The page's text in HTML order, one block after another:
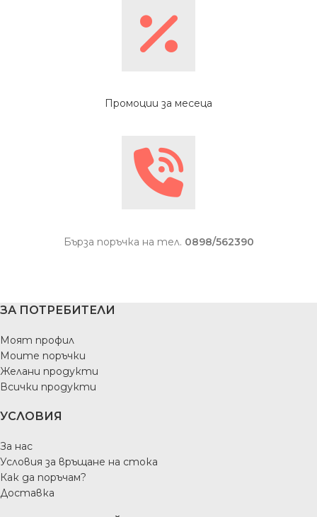
Промоции за месеца
Бърза поръчка на тел. 0898/562390
ЗА ПОТРЕБИТЕЛИ
Моят профил
Моите поръчки
Желани продукти
Всички продукти
УСЛОВИЯ
За нас
Условия за връщане на стока
Как да поръчам?
Доставка